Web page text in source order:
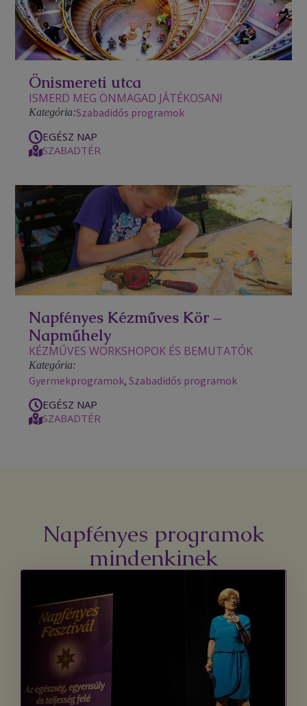
Önismereti utca
ISMERD MEG ÖNMAGAD JÁTÉKOSAN!
Kategória:Szabadidős programok
EGÉSZ NAP
SZABADTÉR
Napfényes Kézműves Kör –
Napműhely
KÉZMŰVES WORKSHOPOK ÉS BEMUTATÓK
Kategória:
Gyermekprogramok,Szabadidős programok
EGÉSZ NAP
SZABADTÉR
Napfényes programok
mindenkinek